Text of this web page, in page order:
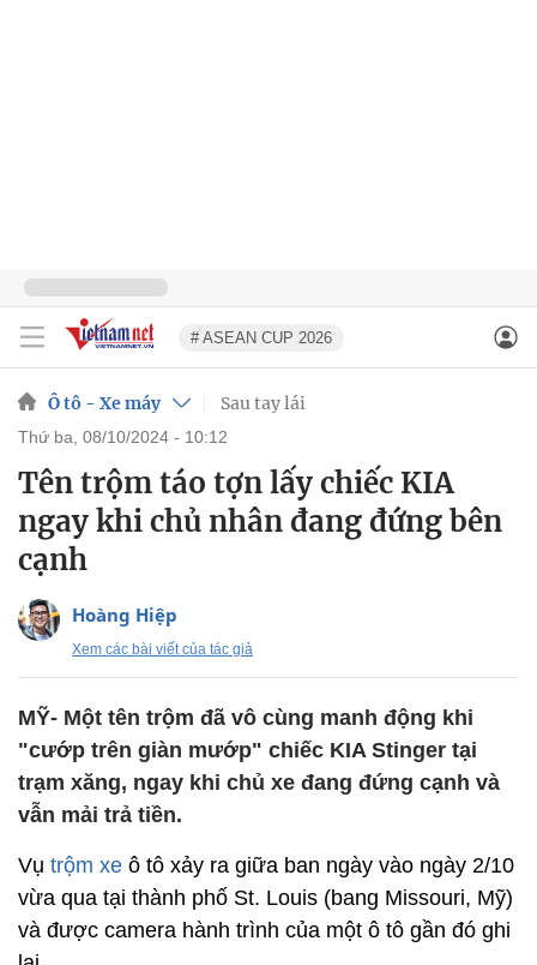
# ASEAN CUP 2026
Ô tô - Xe máy Sau tay lái
thứ ba, 08/10/2024 - 10:12
Tên trộm táo tợn lấy chiếc KIA
ngay khi chủ nhân đang đứng bên
cạnh
Hoàng Hiệp
Xem các bài viết của tác giả
MỸ- Một tên trộm đã vô cùng manh động khi
"cướp trên giàn mướp" chiếc KIA Stinger tại
trạm xăng, ngay khi chủ xe đang đứng cạnh và
vẫn mải trả tiền.
Vụ trộm xe ô tô xảy ra giữa ban ngày vào ngày 2/10
vừa qua tại thành phố St. Louis (bang Missouri, Mỹ)
và được camera hành trình của một ô tô gần đó ghi